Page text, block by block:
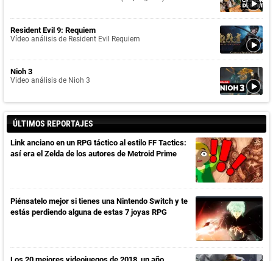
Resident Evil 9: Requiem
Vídeo análisis de Resident Evil Requiem
Nioh 3
Video análisis de Nioh 3
ÚLTIMOS REPORTAJES
Link anciano en un RPG táctico al estilo FF Tactics:
así era el Zelda de los autores de Metroid Prime
Piénsatelo mejor si tienes una Nintendo Switch y te
estás perdiendo alguna de estas 7 joyas RPG